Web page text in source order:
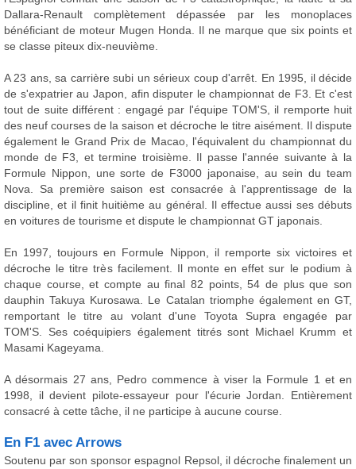
Dallara-Renault complètement dépassée par les monoplaces
bénéficiant de moteur Mugen Honda. Il ne marque que six points et
se classe piteux dix-neuvième.
A 23 ans, sa carrière subi un sérieux coup d'arrêt. En 1995, il décide
de s'expatrier au Japon, afin disputer le championnat de F3. Et c'est
tout de suite différent : engagé par l'équipe TOM'S, il remporte huit
des neuf courses de la saison et décroche le titre aisément. Il dispute
également le Grand Prix de Macao, l'équivalent du championnat du
monde de F3, et termine troisième. Il passe l'année suivante à la
Formule Nippon, une sorte de F3000 japonaise, au sein du team
Nova. Sa première saison est consacrée à l'apprentissage de la
discipline, et il finit huitième au général. Il effectue aussi ses débuts
en voitures de tourisme et dispute le championnat GT japonais.
En 1997, toujours en Formule Nippon, il remporte six victoires et
décroche le titre très facilement. Il monte en effet sur le podium à
chaque course, et compte au final 82 points, 54 de plus que son
dauphin Takuya Kurosawa. Le Catalan triomphe également en GT,
remportant le titre au volant d'une Toyota Supra engagée par
TOM'S. Ses coéquipiers également titrés sont Michael Krumm et
Masami Kageyama.
A désormais 27 ans, Pedro commence à viser la Formule 1 et en
1998, il devient pilote-essayeur pour l'écurie Jordan. Entièrement
consacré à cette tâche, il ne participe à aucune course.
En F1 avec Arrows
Soutenu par son sponsor espagnol Repsol, il décroche finalement un